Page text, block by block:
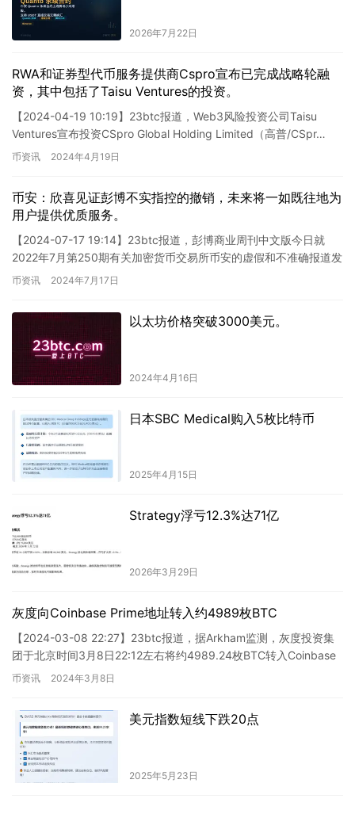
2026年7月22日
RWA和证券型代币服务提供商Cspro宣布已完成战略轮融
资，其中包括了Taisu Ventures的投资。
【2024-04-19 10:19】23btc报道，Web3风险投资公司Taisu
Ventures宣布投资CSpro Global Holding Limited（高普/CSpr…
币资讯 2024年4月19日
币安：欣喜见证彭博不实指控的撤销，未来将一如既往地为
用户提供优质服务。
【2024-07-17 19:14】23btc报道，彭博商业周刊中文版今日就
2022年7月第250期有关加密货币交易所币安的虚假和不准确报道发
表了道歉声明。币安随后在X平台回应称，…
币资讯 2024年7月17日
以太坊价格突破3000美元。
2024年4月16日
日本SBC Medical购入5枚比特币
2025年4月15日
Strategy浮亏12.3%达71亿
2026年3月29日
灰度向Coinbase Prime地址转入约4989枚BTC
【2024-03-08 22:27】23btc报道，据Arkham监测，灰度投资集
团于北京时间3月8日22:12左右将约4989.24枚BTC转入Coinbase
Prime地址，…
币资讯 2024年3月8日
美元指数短线下跌20点
2025年5月23日